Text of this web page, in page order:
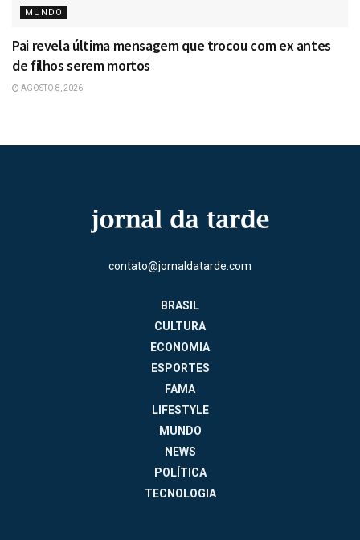
MUNDO
Pai revela última mensagem que trocou com ex antes
de filhos serem mortos
AGOSTO 8, 2026
contato@jornaldatarde.com
BRASIL
CULTURA
ECONOMIA
ESPORTES
FAMA
LIFESTYLE
MUNDO
NEWS
POLÍTICA
TECNOLOGIA